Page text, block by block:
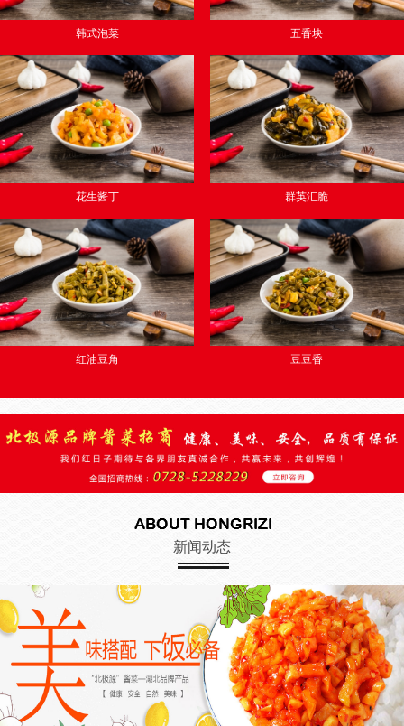
韩式泡菜 五香块
花生酱丁 群英汇脆
红油豆角 豆豆香
新闻动态